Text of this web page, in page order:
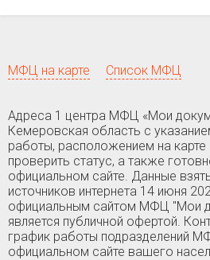
МФЦ на карте Список МФЦ
Адреса 1 центра МФЦ «Мои
Кемеровская область c
работы, расположением на
проверить статус, а также
официальном сайте. Данные
источников интернета 14 июня
официальным сайтом МФЦ "Мои
является публичной офертой.
график работы подразделений
официальном сайте вашего